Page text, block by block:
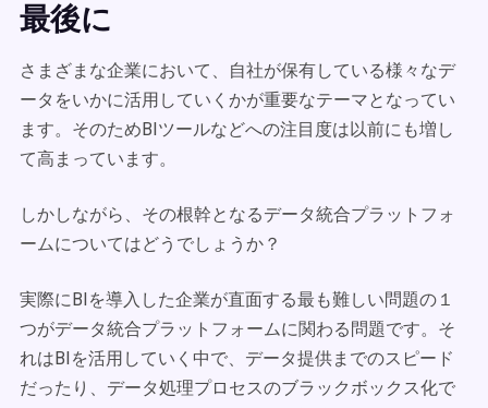
最後に
さまざまな企業において、自社が保有している様々なデ
ータをいかに活用していくかが重要なテーマとなってい
ます。そのためBIツールなどへの注目度は以前にも増し
て高まっています。
しかしながら、その根幹となるデータ統合プラットフォ
ームについてはどうでしょうか？
実際にBIを導入した企業が直面する最も難しい問題の１
つがデータ統合プラットフォームに関わる問題です。そ
れはBIを活用していく中で、データ提供までのスピード
だったり、データ処理プロセスのブラックボックス化で